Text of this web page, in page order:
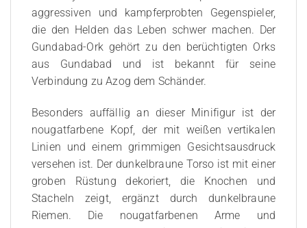
aggressiven und kampferprobten Gegenspieler,
die den Helden das Leben schwer machen. Der
Gundabad-Ork gehört zu den berüchtigten Orks
aus Gundabad und ist bekannt für seine
Verbindung zu Azog dem Schänder.
Besonders auffällig an dieser Minifigur ist der
nougatfarbene Kopf, der mit weißen vertikalen
Linien und einem grimmigen Gesichtsausdruck
versehen ist. Der dunkelbraune Torso ist mit einer
groben Rüstung dekoriert, die Knochen und
Stacheln zeigt, ergänzt durch dunkelbraune
Riemen. Die nougatfarbenen Arme und